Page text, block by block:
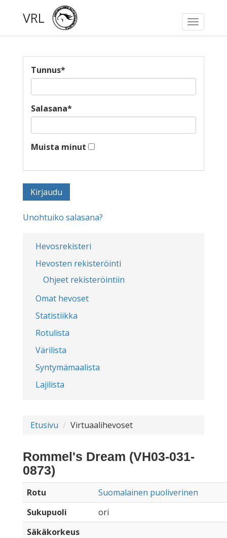
Toggle
VRL
Hevosrekisteri
Hevosten rekisteröinti
Ohjeet rekisteröintiin
Omat hevoset
Statistiikka
Rotulista
Värilista
Syntymämaalista
Lajilista
Tunnus*
Salasana*
Muista minut
Unohtuiko salasana?
Etusivu Virtuaalihevoset
Rommel's Dream (VH03-031-
0873)
Rotu
Suomalainen puoliverinen
Sukupuoli
ori
Säkäkorkeus